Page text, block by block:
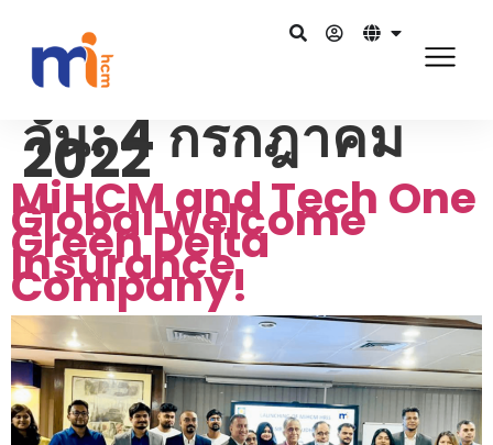
วัน:4 กรกฎาคม
2022
MiHCM and Tech One
Global welcome
Green Delta
Insurance
Company!